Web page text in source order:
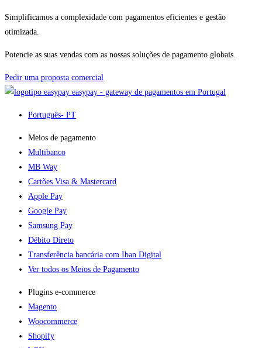
Simplificamos a complexidade com pagamentos eficientes e gestão
otimizada.
Potencie as suas vendas com as nossas soluções de pagamento globais.
Pedir uma proposta comercial
easypay - gateway de pagamentos em Portugal
Português- PT
Meios de pagamento
Multibanco
MB Way
Cartões Visa & Mastercard
Apple Pay
Google Pay
Samsung Pay
Débito Direto
Transferência bancária com Iban Digital
Ver todos os Meios de Pagamento
Plugins e-commerce​
Magento
Woocommerce
Shopify